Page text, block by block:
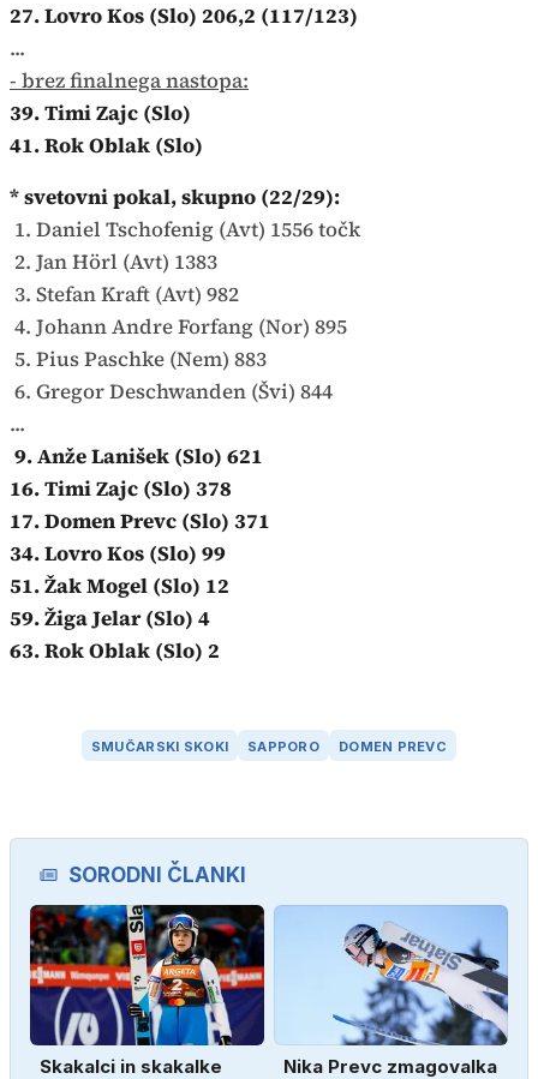
27. Lovro Kos (Slo) 206,2 (117/123)
...
- brez finalnega nastopa:
39. Timi Zajc (Slo)
41. Rok Oblak (Slo)
* svetovni pokal, skupno (22/29):
1. Daniel Tschofenig (Avt) 1556 točk
2. Jan Hörl (Avt) 1383
3. Stefan Kraft (Avt) 982
4. Johann Andre Forfang (Nor) 895
5. Pius Paschke (Nem) 883
6. Gregor Deschwanden (Švi) 844
...
9. Anže Lanišek (Slo) 621
16. Timi Zajc (Slo) 378
17. Domen Prevc (Slo) 371
34. Lovro Kos (Slo) 99
51. Žak Mogel (Slo) 12
59. Žiga Jelar (Slo) 4
63. Rok Oblak (Slo) 2
SMUČARSKI SKOKI SAPPORO DOMEN PREVC
SORODNI ČLANKI
Skakalci in skakalke
Nika Prevc zmagovalka